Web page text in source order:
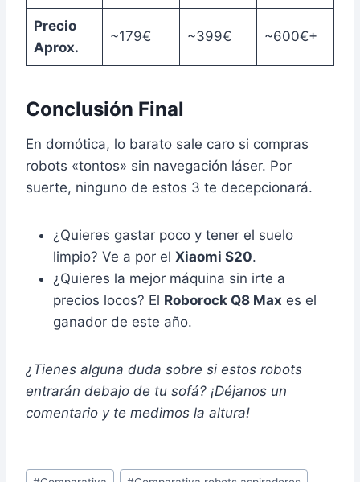
Precio
Aprox.
~179€ ~399€ ~600€+
Conclusión Final
En domótica, lo barato sale caro si compras
robots «tontos» sin navegación láser. Por
suerte, ninguno de estos 3 te decepcionará.
¿Quieres gastar poco y tener el suelo
limpio? Ve a por el Xiaomi S20.
¿Quieres la mejor máquina sin irte a
precios locos? El Roborock Q8 Max es el
ganador de este año.
¿Tienes alguna duda sobre si estos robots
entrarán debajo de tu sofá? ¡Déjanos un
comentario y te medimos la altura!
Etiquetas